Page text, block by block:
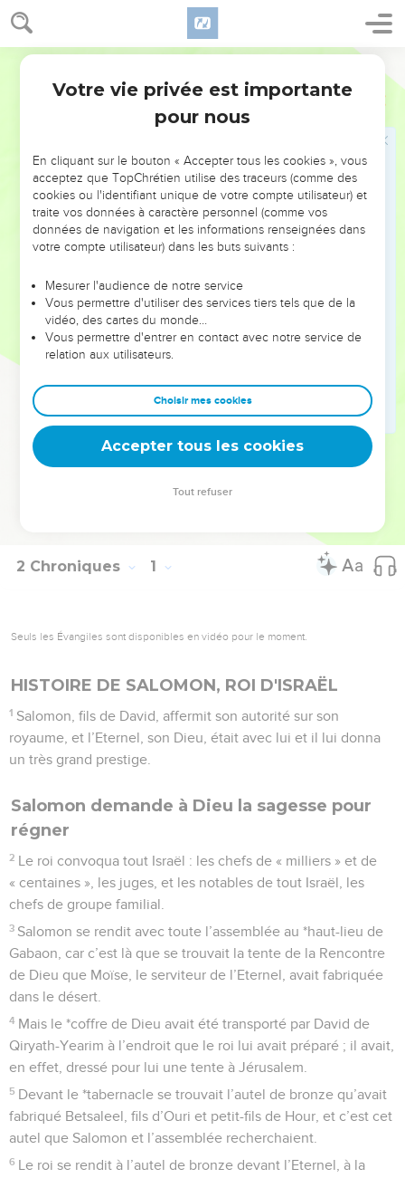
2 Chroniques Introduction
déporté. Par sa vision de l’histoire, le Chroniste fait
comprendre aux rapatriés que, malgré cela, l’Eternel restait
fidèle à ses promesses.
Dans la seconde partie du livre, qui retrace l’histoire de
l’histoire, l’auteur s’arrête surtout sur la vie des rois qui ont
cherché à restaurer le Temple ou à rétablir le culte de
l’Eternel : Asa (ch.14 à 16), Josaphat (ch.17 à 20), Joas (ch.24),
et, tout particulièrement, Ezéchias (ch.29 à 32) et Josias
(ch.34 à 35). Tout au long de ces pages, le Chroniste relève
le principe divin, énoncé dans la Loi, charte de l’alliance, de
détourne de lui et qui pèche : il bénit celui qui reconnaît
son péché et qui lui obéit (12.5 ; 15.2,7 ; 16.7,9 ; 19.2-3 ; etc.).
Ce principe, l’auteur le résume à la fin de son livre, en 36.15-
reprises, a envoyé ses prophètes pour avertir le peuple du
châtiment dont il allait le frapper. Les rapatriés de l’exil ne
pouvaient que comprendre ce message.
permission. All rights reserved worldwide.
2 Chroniques 1
Seuls les Évangiles sont disponibles en vidéo pour le moment.
HISTOIRE DE SALOMON, ROI D'ISRAËL
1 Salomon, fils de David, affermit son autorité sur son
royaume, et l’Eternel, son Dieu, était avec lui et il lui donna
un très grand prestige.
Salomon demande à Dieu la sagesse pour
régner
2 Le roi convoqua tout Israël : les chefs de « milliers » et de
« centaines », les juges, et les notables de tout Israël, les
chefs de groupe familial.
3 Salomon se rendit avec toute l’assemblée au *haut-lieu de
Gabaon, car c’est là que se trouvait la tente de la Rencontre
de Dieu que Moïse, le serviteur de l’Eternel, avait fabriquée
dans le désert.
4 Mais le *coffre de Dieu avait été transporté par David de
Qiryath-Yearim à l’endroit que le roi lui avait préparé ; il avait,
en effet, dressé pour lui une tente à Jérusalem.
5 Devant le *tabernacle se trouvait l’autel de bronze qu’avait
fabriqué Betsaleel, fils d’Ouri et petit-fils de Hour, et c’est cet
autel que Salomon et l’assemblée recherchaient.
6 Le roi se rendit à l’autel de bronze devant l’Eternel, à la
Votre vie privée est importante
pour nous
En cliquant sur le bouton « Accepter tous les cookies », vous
acceptez que TopChrétien utilise des traceurs (comme des
cookies ou l'identifiant unique de votre compte utilisateur) et
traite vos données à caractère personnel (comme vos
données de navigation et les informations renseignées dans
votre compte utilisateur) dans les buts suivants :
Mesurer l'audience de notre service
Vous permettre d'utiliser des services tiers tels que de la
vidéo, des cartes du monde…
Vous permettre d'entrer en contact avec notre service de
relation aux utilisateurs.
Choisir mes cookies
Accepter tous les cookies
Tout refuser